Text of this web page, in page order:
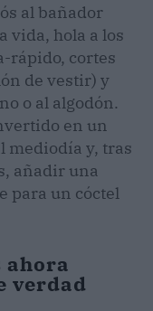
al bañador
vida, hola a los
rápido, cortes
de vestir) y
o al algodón.
en un
mediodía y, tras
añadir una
para un cóctel
ahora
verdad